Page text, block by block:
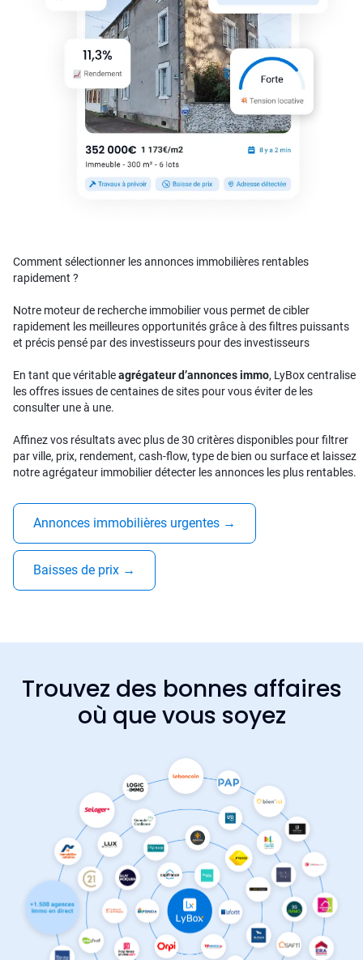
Comment sélectionner les annonces immobilières rentables
rapidement ?
Notre moteur de recherche immobilier vous permet de cibler
rapidement les meilleures opportunités grâce à des filtres puissants
et précis pensé par des investisseurs pour des investisseurs
En tant que véritableagrégateur d’annonces immo, LyBox centralise
les offres issues de centaines de sites pour vous éviter de les
consulter une à une.
Affinez vos résultats avec plus de 30 critères disponibles pour filtrer
par ville, prix, rendement, cash-flow, type de bien ou surface et laissez
notre agrégateur immobilier détecter les annonces les plus rentables.
Annonces immobilières urgentes →
Baisses de prix →
Trouvez des bonnes affaires
où que vous soyez